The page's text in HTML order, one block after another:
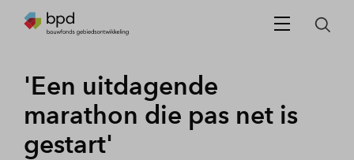
'Een uitdagende
marathon die pas net is
gestart'